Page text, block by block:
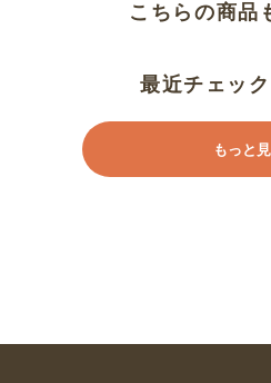
娘大満足
こちらの商品
最近チェッ
もっと